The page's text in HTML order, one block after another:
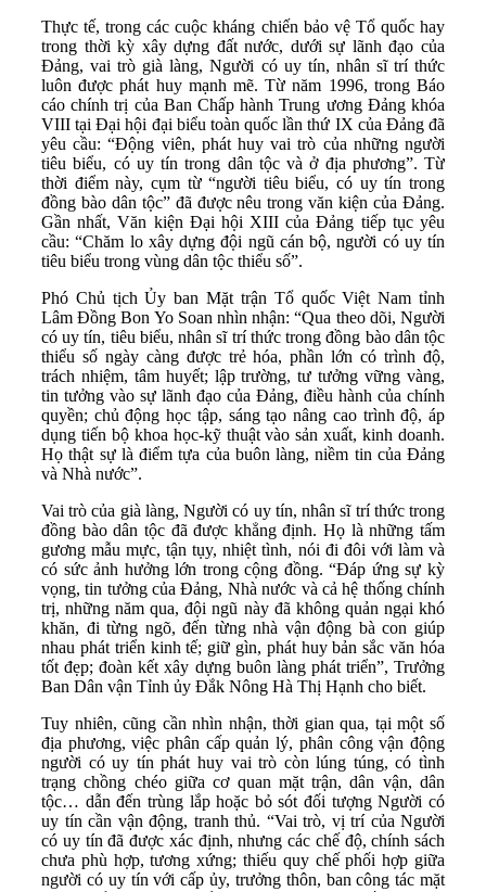
Thực tế, trong các cuộc kháng chiến bảo vệ Tổ quốc hay
trong thời kỳ xây dựng đất nước, dưới sự lãnh đạo của
Đảng, vai trò già làng, Người có uy tín, nhân sĩ trí thức
luôn được phát huy mạnh mẽ. Từ năm 1996, trong Báo
cáo chính trị của Ban Chấp hành Trung ương Đảng khóa
VIII tại Đại hội đại biểu toàn quốc lần thứ IX của Đảng đã
yêu cầu: “Động viên, phát huy vai trò của những người
tiêu biểu, có uy tín trong dân tộc và ở địa phương”. Từ
thời điểm này, cụm từ “người tiêu biểu, có uy tín trong
đồng bào dân tộc” đã được nêu trong văn kiện của Đảng.
Gần nhất, Văn kiện Đại hội XIII của Đảng tiếp tục yêu
cầu: “Chăm lo xây dựng đội ngũ cán bộ, người có uy tín
tiêu biểu trong vùng dân tộc thiểu số”.
Phó Chủ tịch Ủy ban Mặt trận Tổ quốc Việt Nam tỉnh
Lâm Đồng Bon Yo Soan nhìn nhận: “Qua theo dõi, Người
có uy tín, tiêu biểu, nhân sĩ trí thức trong đồng bào dân tộc
thiểu số ngày càng được trẻ hóa, phần lớn có trình độ,
trách nhiệm, tâm huyết; lập trường, tư tưởng vững vàng,
tin tưởng vào sự lãnh đạo của Đảng, điều hành của chính
quyền; chủ động học tập, sáng tạo nâng cao trình độ, áp
dụng tiến bộ khoa học-kỹ thuật vào sản xuất, kinh doanh.
Họ thật sự là điểm tựa của buôn làng, niềm tin của Đảng
và Nhà nước”.
Vai trò của già làng, Người có uy tín, nhân sĩ trí thức trong
đồng bào dân tộc đã được khẳng định. Họ là những tấm
gương mẫu mực, tận tụy, nhiệt tình, nói đi đôi với làm và
có sức ảnh hưởng lớn trong cộng đồng. “Đáp ứng sự kỳ
vọng, tin tưởng của Đảng, Nhà nước và cả hệ thống chính
trị, những năm qua, đội ngũ này đã không quản ngại khó
khăn, đi từng ngõ, đến từng nhà vận động bà con giúp
nhau phát triển kinh tế; giữ gìn, phát huy bản sắc văn hóa
tốt đẹp; đoàn kết xây dựng buôn làng phát triển”, Trưởng
Ban Dân vận Tỉnh ủy Đắk Nông Hà Thị Hạnh cho biết.
Tuy nhiên, cũng cần nhìn nhận, thời gian qua, tại một số
địa phương, việc phân cấp quản lý, phân công vận động
người có uy tín phát huy vai trò còn lúng túng, có tình
trạng chồng chéo giữa cơ quan mặt trận, dân vận, dân
tộc… dẫn đến trùng lắp hoặc bỏ sót đối tượng Người có
uy tín cần vận động, tranh thủ. “Vai trò, vị trí của Người
có uy tín đã được xác định, nhưng các chế độ, chính sách
chưa phù hợp, tương xứng; thiếu quy chế phối hợp giữa
người có uy tín với cấp ủy, trưởng thôn, ban công tác mặt